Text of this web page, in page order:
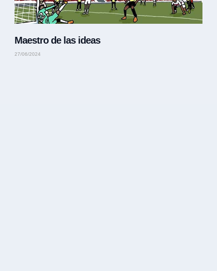
Maestro de las ideas
27/06/2024